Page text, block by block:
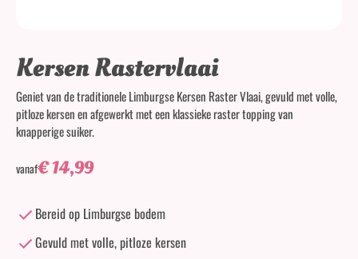
Kersen Rastervlaai
Geniet van de traditionele Limburgse Kersen Raster Vlaai, gevuld met volle,
pitloze kersen en afgewerkt met een klassieke raster topping van
knapperige suiker.
vanaf€14,99
Bereid op Limburgse bodem
Gevuld met volle, pitloze kersen